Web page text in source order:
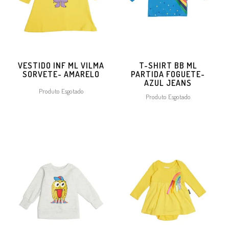
VESTIDO INF ML VILMA
SORVETE- AMARELO
Produto Esgotado
T-SHIRT BB ML
PARTIDA FOGUETE-
AZUL JEANS
Produto Esgotado